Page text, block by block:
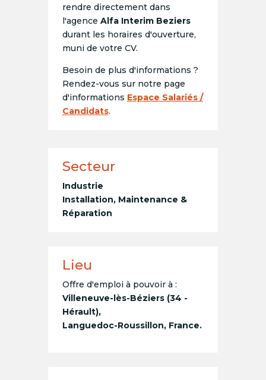
rendre directement dans
l'agence Alfa Interim Beziers
durant les horaires d'ouverture,
muni de votre CV.
Besoin de plus d'informations ?
Rendez-vous sur notre page
d'informations Espace Salariés /
Candidats.
Secteur
Industrie
Installation, Maintenance &
Réparation
Lieu
Offre d'emploi à pouvoir à :
Villeneuve-lès-Béziers (34 -
Hérault),
Languedoc-Roussillon, France.